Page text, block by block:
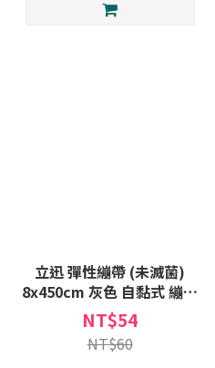
立迅 彈性繃帶 (未滅菌)
8x450cm 灰色 自黏式 繃帶
雙黏 自黏 彈性 包紮 繃帶
NT$54
NT$60